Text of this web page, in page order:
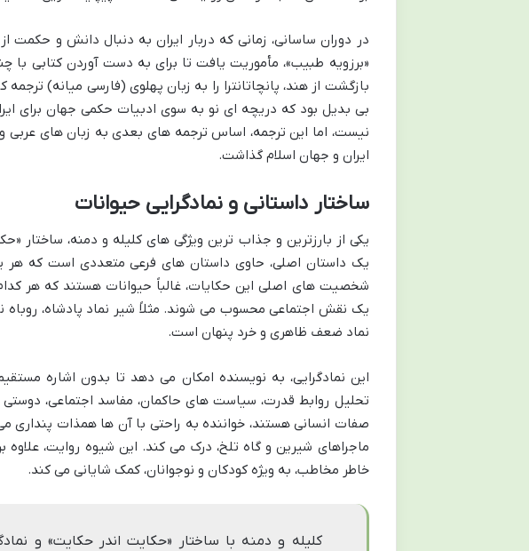
در دوران ساسانی، زمانی که دربار ایران به دنبال دانش و حکمت
«برزویه طبیب»، مأموریت یافت تا برای به دست آوردن کتابی با
بازگشت از هند، پانچاتانترا را به زبان پهلوی (فارسی میانه) ترجمه
بی بدیل بود که دریچه ای نو به سوی ادبیات حکمی جهان برای
نیست، اما این ترجمه، اساس ترجمه های بعدی به زبان های عربی
ایران و جهان اسلام گذاشت.
ساختار داستانی و نمادگرایی حیوانات
یکی از بارزترین و جذاب ترین ویژگی های کلیله و دمنه،
یک داستان اصلی، حاوی داستان های فرعی متعددی است که هر
شخصیت های اصلی این حکایات، غالباً حیوانات هستند که هر
یک نقش اجتماعی محسوب می شوند. مثلاً شیر نماد پادشاه،
نماد ضعف ظاهری و خرد پنهان است.
این نمادگرایی، به نویسنده امکان می دهد تا بدون اشاره
تحلیل روابط قدرت، سیاست های حاکمان، مفاسد اجتماعی، دوستی
صفات انسانی هستند، خواننده به راحتی با آن ها همذات پنداری
ماجراهای شیرین و گاه تلخ، درک می کند. این شیوه روایت،
خاطر مخاطب، به ویژه کودکان و نوجوانان، کمک شایانی می کند.
کلیله و دمنه با ساختار «حکایت اندر حکایت» و